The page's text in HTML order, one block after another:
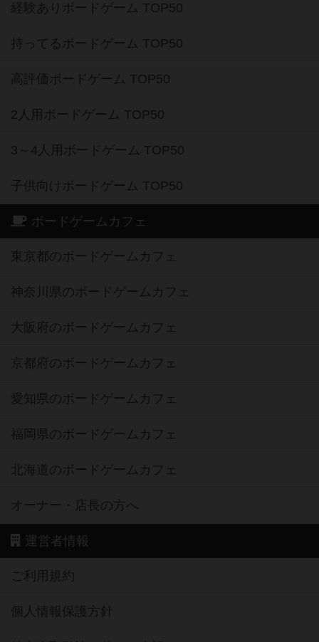
経験ありボードゲーム TOP50
持ってるボードゲーム TOP50
高評価ボードゲーム TOP50
2人用ボードゲーム TOP50
3～4人用ボードゲーム TOP50
子供向けボードゲーム TOP50
ボードゲームカフェ
東京都のボードゲームカフェ
神奈川県のボードゲームカフェ
大阪府のボードゲームカフェ
京都府のボードゲームカフェ
愛知県のボードゲームカフェ
福岡県のボードゲームカフェ
北海道のボードゲームカフェ
オーナー・店長の方へ
運営者情報
ご利用規約
個人情報保護方針